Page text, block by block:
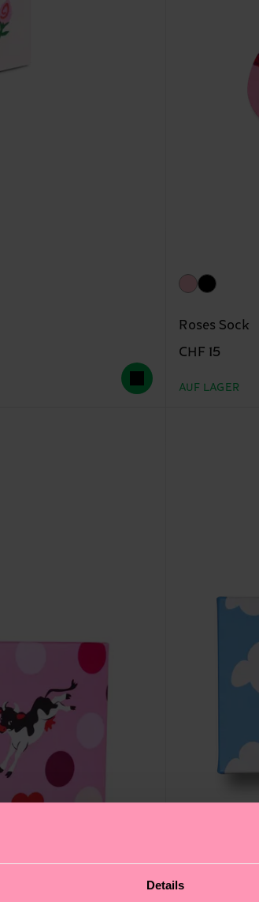
Details
Roses Sock
CHF 15
AUF LAGER